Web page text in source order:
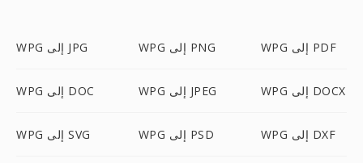
WPG إلى JPG WPG إلى PNG WPG إلى PDF
WPG إلى DOC WPG إلى JPEG WPG إلى DOCX
WPG إلى SVG WPG إلى PSD WPG إلى DXF